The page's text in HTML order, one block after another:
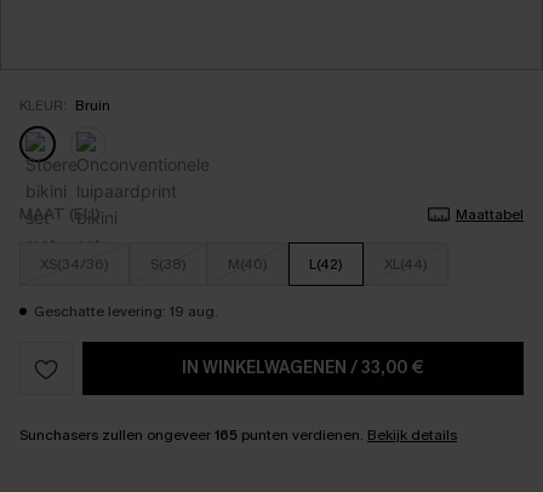
KLEUR: Bruin
MAAT (EU) Maattabel
XS(34/36) S(38) M(40) L(42) XL(44)
Geschatte levering: 19 aug.
IN WINKELWAGENEN /33,00 €
Sunchasers zullen ongeveer165 punten verdienen. Bekijk details